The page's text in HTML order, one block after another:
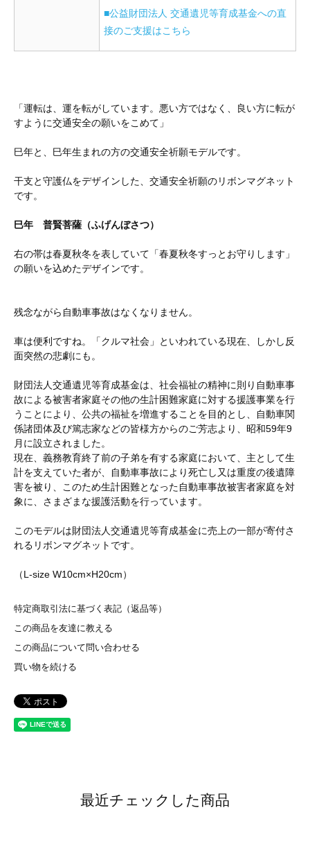
■公益財団法人 交通遺児等育成基金への直
接のご支援はこちら
「運転は、運を転がしています。悪い方ではなく、良い方に転が
すように交通安全の願いをこめて」
巳年と、巳年生まれの方の交通安全祈願モデルです。
干支と守護仏をデザインした、交通安全祈願のリボンマグネット
です。
巳年 普賢菩薩（ふげんぼさつ）
右の帯は春夏秋冬を表していて「春夏秋冬すっとお守りします」
の願いを込めたデザインです。
残念ながら自動車事故はなくなりません。
車は便利ですね。「クルマ社会」といわれている現在、しかし反
面突然の悲劇にも。
財団法人交通遺児等育成基金は、社会福祉の精神に則り自動車事
故による被害者家庭その他の生計困難家庭に対する援護事業を行
うことにより、公共の福祉を増進することを目的とし、自動車関
係諸団体及び篤志家などの皆様方からのご芳志より、昭和59年9
月に設立されました。
現在、義務教育終了前の子弟を有する家庭において、主として生
計を支えていた者が、自動車事故により死亡し又は重度の後遺障
害を被り、このため生計困難となった自動車事故被害者家庭を対
象に、さまざまな援護活動を行っています。
このモデルは財団法人交通遺児等育成基金に売上の一部が寄付さ
れるリボンマグネットです。
（L-size W10cm×H20cm）
特定商取引法に基づく表記（返品等）
この商品を友達に教える
この商品について問い合わせる
買い物を続ける
最近チェックした商品